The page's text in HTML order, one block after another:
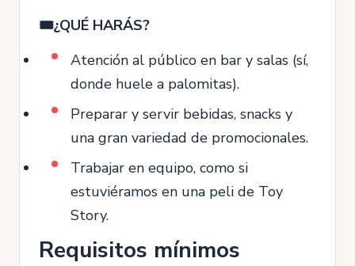
🎟️¿QUÉ HARÁS?
Atención al público en bar y salas (sí,
donde huele a palomitas).
Preparar y servir bebidas, snacks y
una gran variedad de promocionales.
Trabajar en equipo, como si
estuviéramos en una peli de Toy
Story.
Requisitos mínimos